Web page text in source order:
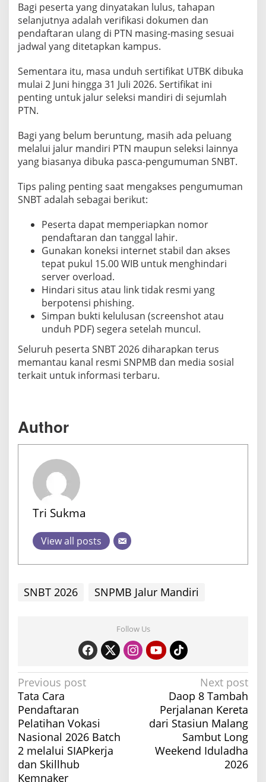
5
.
0
0
B
Bagi peserta yang dinyatakan lulus, tahapan
selanjutnya adalah verifikasi dokumen dan
pendaftaran ulang di PTN masing-masing sesuai
jadwal yang ditetapkan kampus.
Sementara itu, masa unduh sertifikat UTBK dibuka
mulai 2 Juni hingga 31 Juli 2026. Sertifikat ini
penting untuk jalur seleksi mandiri di sejumlah
PTN.
Bagi yang belum beruntung, masih ada peluang
melalui jalur mandiri PTN maupun seleksi lainnya
yang biasanya dibuka pasca-pengumuman SNBT.
Tips paling penting saat mengakses pengumuman
SNBT adalah sebagai berikut:
Peserta dapat memperiapkan nomor
pendaftaran dan tanggal lahir.
Gunakan koneksi internet stabil dan akses
tepat pukul 15.00 WIB untuk menghindari
server overload.
Hindari situs atau link tidak resmi yang
berpotensi phishing.
Simpan bukti kelulusan (screenshot atau
unduh PDF) segera setelah muncul.
Seluruh peserta SNBT 2026 diharapkan terus
memantau kanal resmi SNPMB dan media sosial
terkait untuk informasi terbaru.
Author
Tri Sukma
View all posts
SNBT 2026 SNPMB Jalur Mandiri
Follow Us
P
o
s
t
n
a
Previous post
Tata Cara
Pendaftaran
Pelatihan Vokasi
Nasional 2026 Batch
2 melalui SIAPkerja
dan Skillhub
Kemnaker
Next post
Daop 8 Tambah
Perjalanan Kereta
dari Stasiun Malang
Sambut Long
Weekend Iduladha
2026